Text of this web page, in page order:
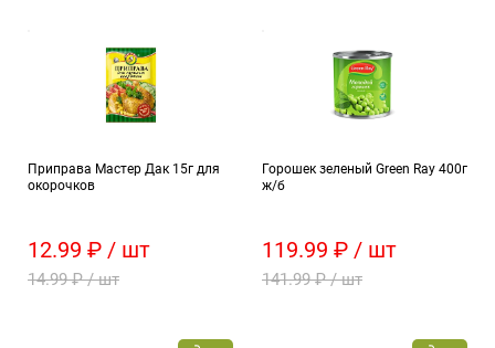
Приправа Мастер Дак 15г для
окорочков
12.99 ₽ / шт
14.99 ₽ / шт
Горошек зеленый Green Ray 400г
ж/б
119.99 ₽ / шт
141.99 ₽ / шт